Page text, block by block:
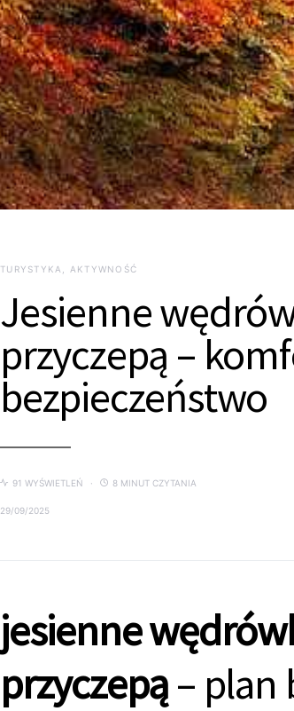
TURYSTYKA, AKTYWNOŚĆ
Jesienne
przyczepą –
bezpieczeństwo
91 WYŚWIETLEŃ 8 MINUT CZYTANIA
29/09/2025
jesienne
przyczepą– plan